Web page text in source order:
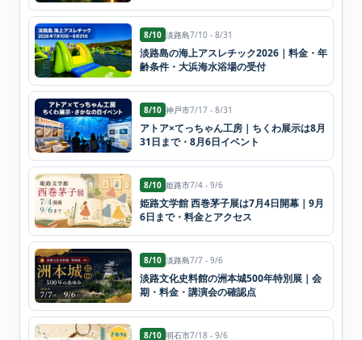
8/10 淡路島7/10 - 8/31
淡路島の海上アスレチック2026｜料金・年
齢条件・大浜海水浴場の受付
8/10 神戸市7/17 - 8/31
アトア×てっちゃん工房｜ちくわ展示は8月
31日まで・8月6日イベント
8/10 姫路市7/4 - 9/6
姫路文学館 西巻茅子展は7月4日開幕｜9月
6日まで・料金とアクセス
8/10 淡路島7/7 - 9/6
淡路文化史料館の洲本城500年特別展｜会
期・料金・講演会の確認点
8/10 明石市7/18 - 9/6